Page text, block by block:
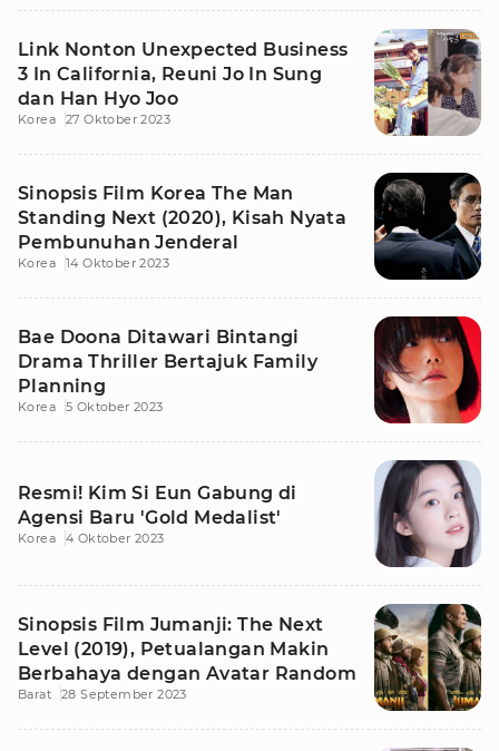
Link Nonton Unexpected Business
3 In California, Reuni Jo In Sung
dan Han Hyo Joo
Korea 27 Oktober 2023
Sinopsis Film Korea The Man
Standing Next (2020), Kisah Nyata
Pembunuhan Jenderal
Korea 14 Oktober 2023
Bae Doona Ditawari Bintangi
Drama Thriller Bertajuk Family
Planning
Korea 5 Oktober 2023
Resmi! Kim Si Eun Gabung di
Agensi Baru 'Gold Medalist'
Korea 4 Oktober 2023
Sinopsis Film Jumanji: The Next
Level (2019), Petualangan Makin
Berbahaya dengan Avatar Random
Barat 28 September 2023